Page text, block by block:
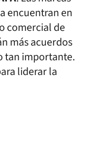
encuentran en
comercial de
más acuerdos
tan importante.
liderar la